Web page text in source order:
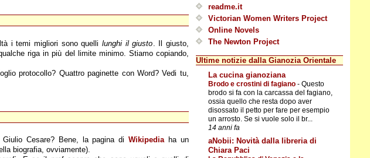
i temi migliori sono quellilunghi il giusto . Il giusto,
riga in più del limite minimo. Stiamo copiando,
protocollo? Quattro paginette con Word? Vedi tu,
Cesare? Bene, la pagina diWikipediaha un
biografia, ovviamente).
readme.it
Victorian Women Writers Project
Online Novels
The Newton Project
Ultime notizie dalla Gianozia Orientale
La cucina gianoziana
Brodo e crostini di fagiano-Questo
brodo si fa con la carcassa del fagiano,
ossia quello che resta dopo aver
disossato il petto per fare per esempio
un arrosto. Se si vuole solo il br...
14 anni fa
aNobii: Novità dalla libreria di
Chiara Paci